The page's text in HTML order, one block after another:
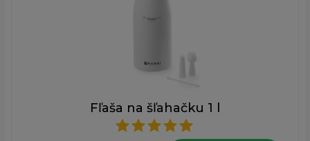
Fľaša na šľahačku 1 l